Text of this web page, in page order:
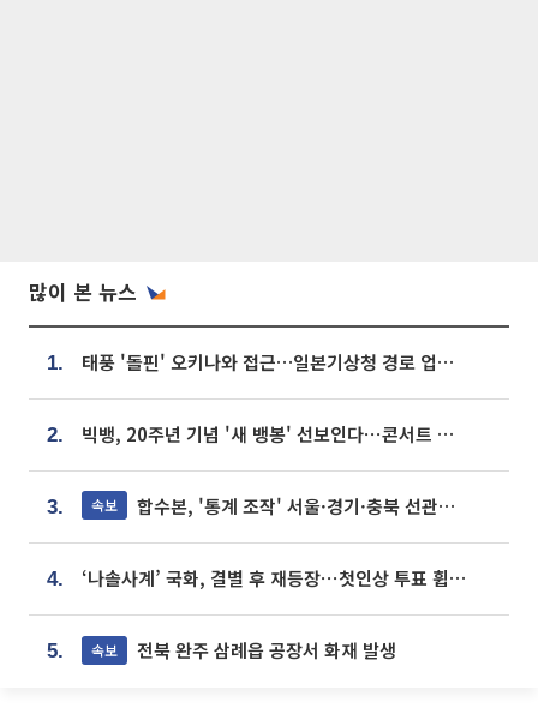
많이 본 뉴스
1. 태풍 '돌핀' 오키나와 접근…일본기상청 경로 업데이트
2. 빅뱅, 20주년 기념 '새 뱅봉' 선보인다⋯콘서트 앞두고 팝업 개최
3. 속보 합수본, '통계 조작' 서울·경기·충북 선관위 등 추가 압수수색
4. ‘나솔사계’ 국화, 결별 후 재등장⋯첫인상 투표 휩쓸고 ‘인기녀’ 등극
5. 속보 전북 완주 삼례읍 공장서 화재 발생